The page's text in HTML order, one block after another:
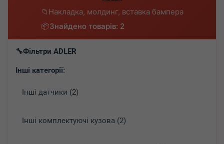
Накладка, молдинг, вставка бампера
Знайдено товарів: 2
Фільтри ADLER
Інші категорії:
Інші датчики (2)
Інші комплектуючі кузова (2)